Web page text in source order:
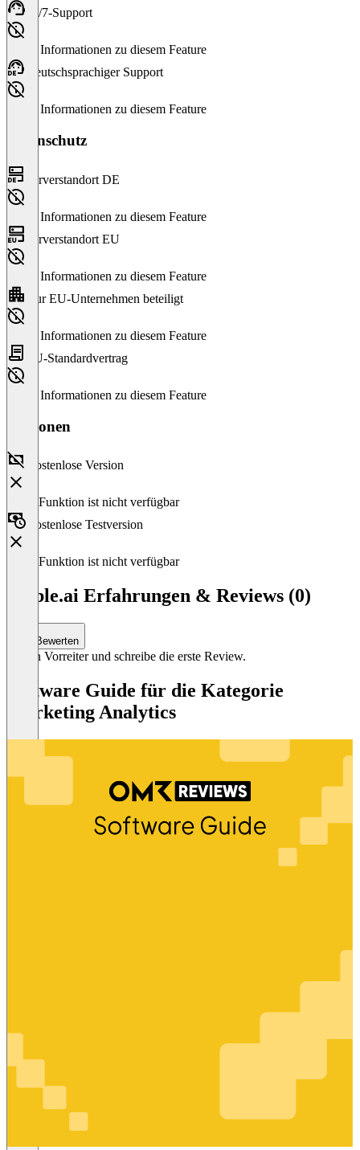
24/7-Support
Keine Informationen zu diesem Feature
Deutschsprachiger Support
Keine Informationen zu diesem Feature
Datenschutz
Serverstandort DE
Keine Informationen zu diesem Feature
Serverstandort EU
Keine Informationen zu diesem Feature
Nur EU-Unternehmen beteiligt
Keine Informationen zu diesem Feature
EU-Standardvertrag
Keine Informationen zu diesem Feature
Versionen
Kostenlose Version
Diese Funktion ist nicht verfügbar
Kostenlose Testversion
Diese Funktion ist nicht verfügbar
Flable.ai Erfahrungen & Reviews (0)
Bewerten
Sei ein Vorreiter und schreibe die erste Review.
Software Guide für die Kategorie
Marketing Analytics